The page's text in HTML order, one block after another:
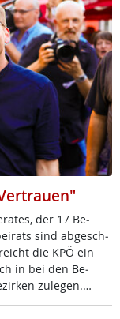
der 17 Be­
sind ab­ge­sch­
die KPÖ ein
in bei den Be­
zu­le­gen.…